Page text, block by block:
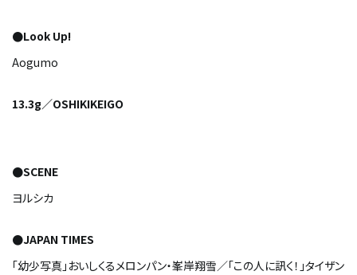
●Look Up!
Aogumo
13.3g／OSHIKIKEIGO
●SCENE
ヨルシカ
●JAPAN TIMES
「幼少写真」おいしくるメロンパン・峯岸翔雪／「この人に訊く！」タイザン